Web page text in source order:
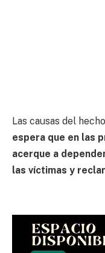
Las causas del
espera que en las
acerque a
las víctimas y